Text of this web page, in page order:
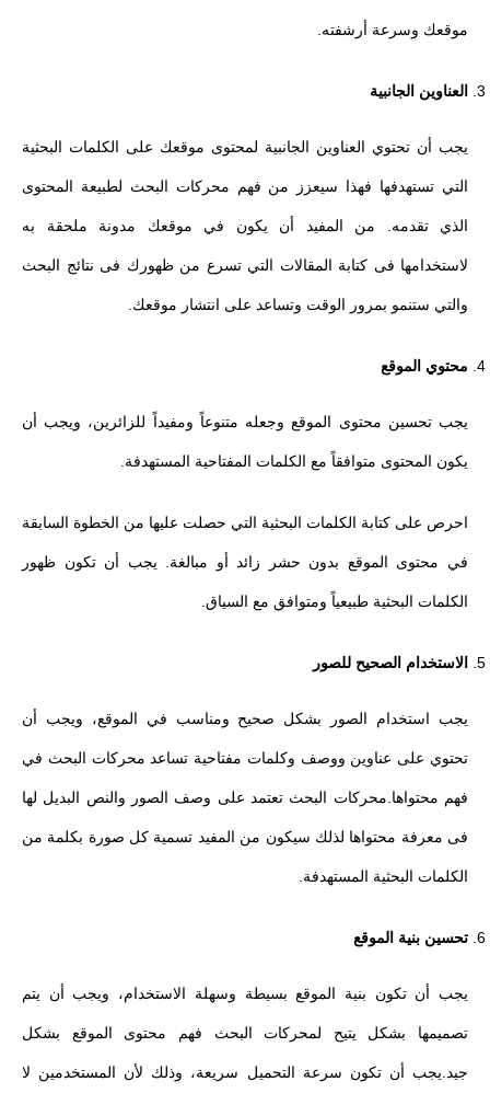
موقعك وسرعة أرشفته.
العناوين الجانبية
يجب أن تحتوي العناوين الجانبية لمحتوى موقعك على الكلمات البحثية
التي تستهدفها فهذا سيعزز من فهم محركات البحث لطبيعة المحتوى
الذي تقدمه. من المفيد أن يكون في موقعك مدونة ملحقة به
لاستخدامها فى كتابة المقالات التي تسرع من ظهورك فى نتائج البحث
والتي ستنمو بمرور الوقت وتساعد على انتشار موقعك.
محتوي الموقع
يجب تحسين محتوى الموقع وجعله متنوعاً ومفيداً للزائرين، ويجب أن
يكون المحتوى متوافقاً مع الكلمات المفتاحية المستهدفة.
احرص على كتابة الكلمات البحثية التي حصلت عليها من الخطوة السابقة
في محتوى الموقع بدون حشر زائد أو مبالغة. يجب أن تكون ظهور
الكلمات البحثية طبيعياً ومتوافق مع السياق.
الاستخدام الصحيح للصور
يجب استخدام الصور بشكل صحيح ومناسب في الموقع، ويجب أن
تحتوي على عناوين ووصف وكلمات مفتاحية تساعد محركات البحث في
فهم محتواها.محركات البحث تعتمد على وصف الصور والنص البديل لها
فى معرفة محتواها لذلك سيكون من المفيد تسمية كل صورة بكلمة من
الكلمات البحثية المستهدفة.
تحسين بنية الموقع
يجب أن تكون بنية الموقع بسيطة وسهلة الاستخدام، ويجب أن يتم
تصميمها بشكل يتيح لمحركات البحث فهم محتوى الموقع بشكل
جيد.يجب أن تكون سرعة التحميل سريعة، وذلك لأن المستخدمين لا